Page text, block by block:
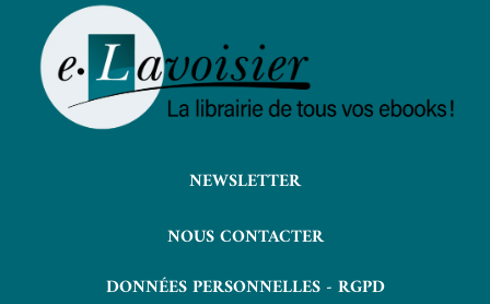
NEWSLETTER
NOUS CONTACTER
DONNÉES PERSONNELLES - RGPD